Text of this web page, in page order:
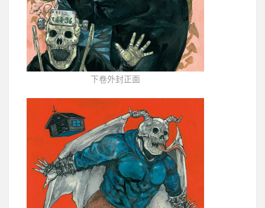
下卷外封正面